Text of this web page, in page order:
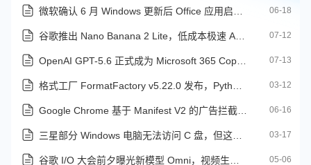
06-18
07-12
07-13
03-12
06-16
03-17
05-06